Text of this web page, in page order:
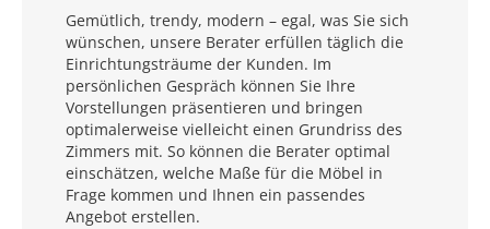
Gemütlich, trendy, modern – egal, was Sie sich
wünschen, unsere Berater erfüllen täglich die
Einrichtungsträume der Kunden. Im
persönlichen Gespräch können Sie Ihre
Vorstellungen präsentieren und bringen
optimalerweise vielleicht einen Grundriss des
Zimmers mit. So können die Berater optimal
einschätzen, welche Maße für die Möbel in
Frage kommen und Ihnen ein passendes
Angebot erstellen.